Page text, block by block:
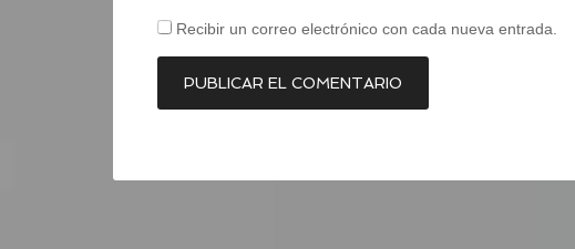
Recibir un correo electrónico con cada nueva entrada.